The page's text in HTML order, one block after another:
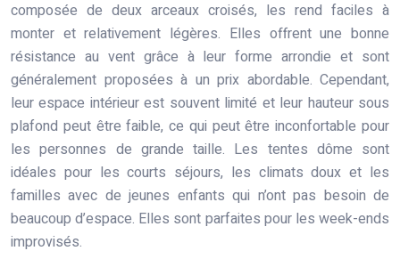
composée de deux arceaux croisés, les rend faciles à
monter et relativement légères. Elles offrent une bonne
résistance au vent grâce à leur forme arrondie et sont
généralement proposées à un prix abordable. Cependant,
leur espace intérieur est souvent limité et leur hauteur sous
plafond peut être faible, ce qui peut être inconfortable pour
les personnes de grande taille. Les tentes dôme sont
idéales pour les courts séjours, les climats doux et les
familles avec de jeunes enfants qui n’ont pas besoin de
beaucoup d’espace. Elles sont parfaites pour les week-ends
improvisés.